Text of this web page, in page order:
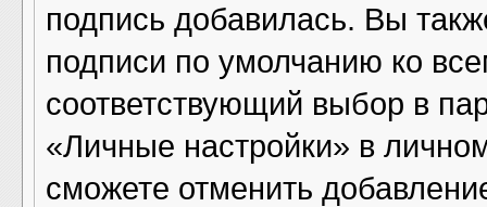
подпись добавилась. Вы
подписи по умолчанию ко
соответствующий выбор в
«Личные настройки» в
сможете отменить